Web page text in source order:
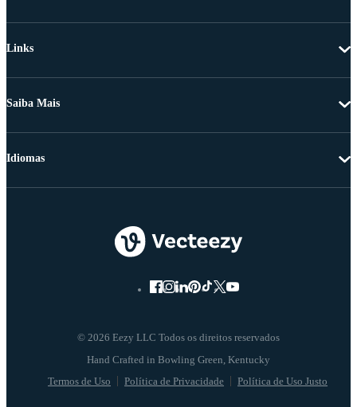
Links
Saiba Mais
© 2026 Eezy LLC Todos os direitos reservados
Termos de Uso Política de Privacidade Política de Uso Justo
Idiomas